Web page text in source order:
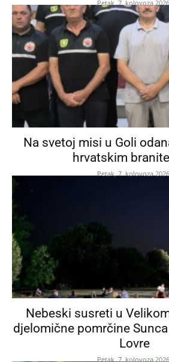
Petak, 7. kolovoza
Na svetoj misi u Goli
hrvatskim
Petak, 7. kolovoza
Nebeski susreti u
djelomične pomrčine
Lovre
Petak, 7. kolovoza